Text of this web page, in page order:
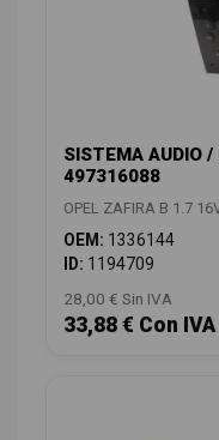
SISTEMA AUDIO
497316088
OPEL ZAFIRA B 1.7
OEM: 1336144
ID: 1194709
28,00 € Sin IVA
33,88 € Con IVA